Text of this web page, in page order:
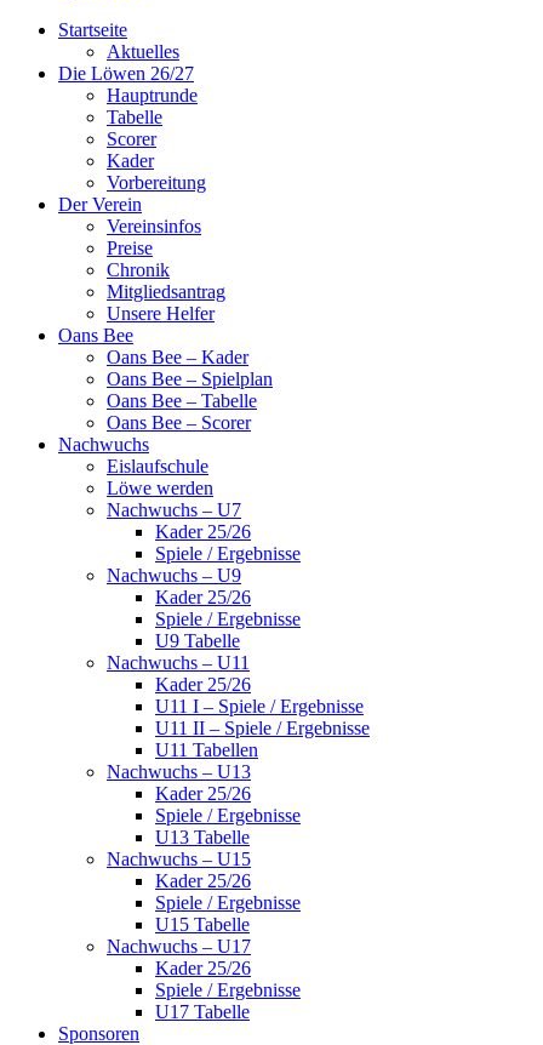
Startseite
Aktuelles
Die Löwen 26/27
Hauptrunde
Tabelle
Scorer
Kader
Vorbereitung
Der Verein
Vereinsinfos
Preise
Chronik
Mitgliedsantrag
Unsere Helfer
Oans Bee
Oans Bee – Kader
Oans Bee – Spielplan
Oans Bee – Tabelle
Oans Bee – Scorer
Nachwuchs
Eislaufschule
Löwe werden
Nachwuchs – U7
Kader 25/26
Spiele / Ergebnisse
Nachwuchs – U9
Kader 25/26
Spiele / Ergebnisse
U9 Tabelle
Nachwuchs – U11
Kader 25/26
U11 I – Spiele / Ergebnisse
U11 II – Spiele / Ergebnisse
U11 Tabellen
Nachwuchs – U13
Kader 25/26
Spiele / Ergebnisse
U13 Tabelle
Nachwuchs – U15
Kader 25/26
Spiele / Ergebnisse
U15 Tabelle
Nachwuchs – U17
Kader 25/26
Spiele / Ergebnisse
U17 Tabelle
Sponsoren